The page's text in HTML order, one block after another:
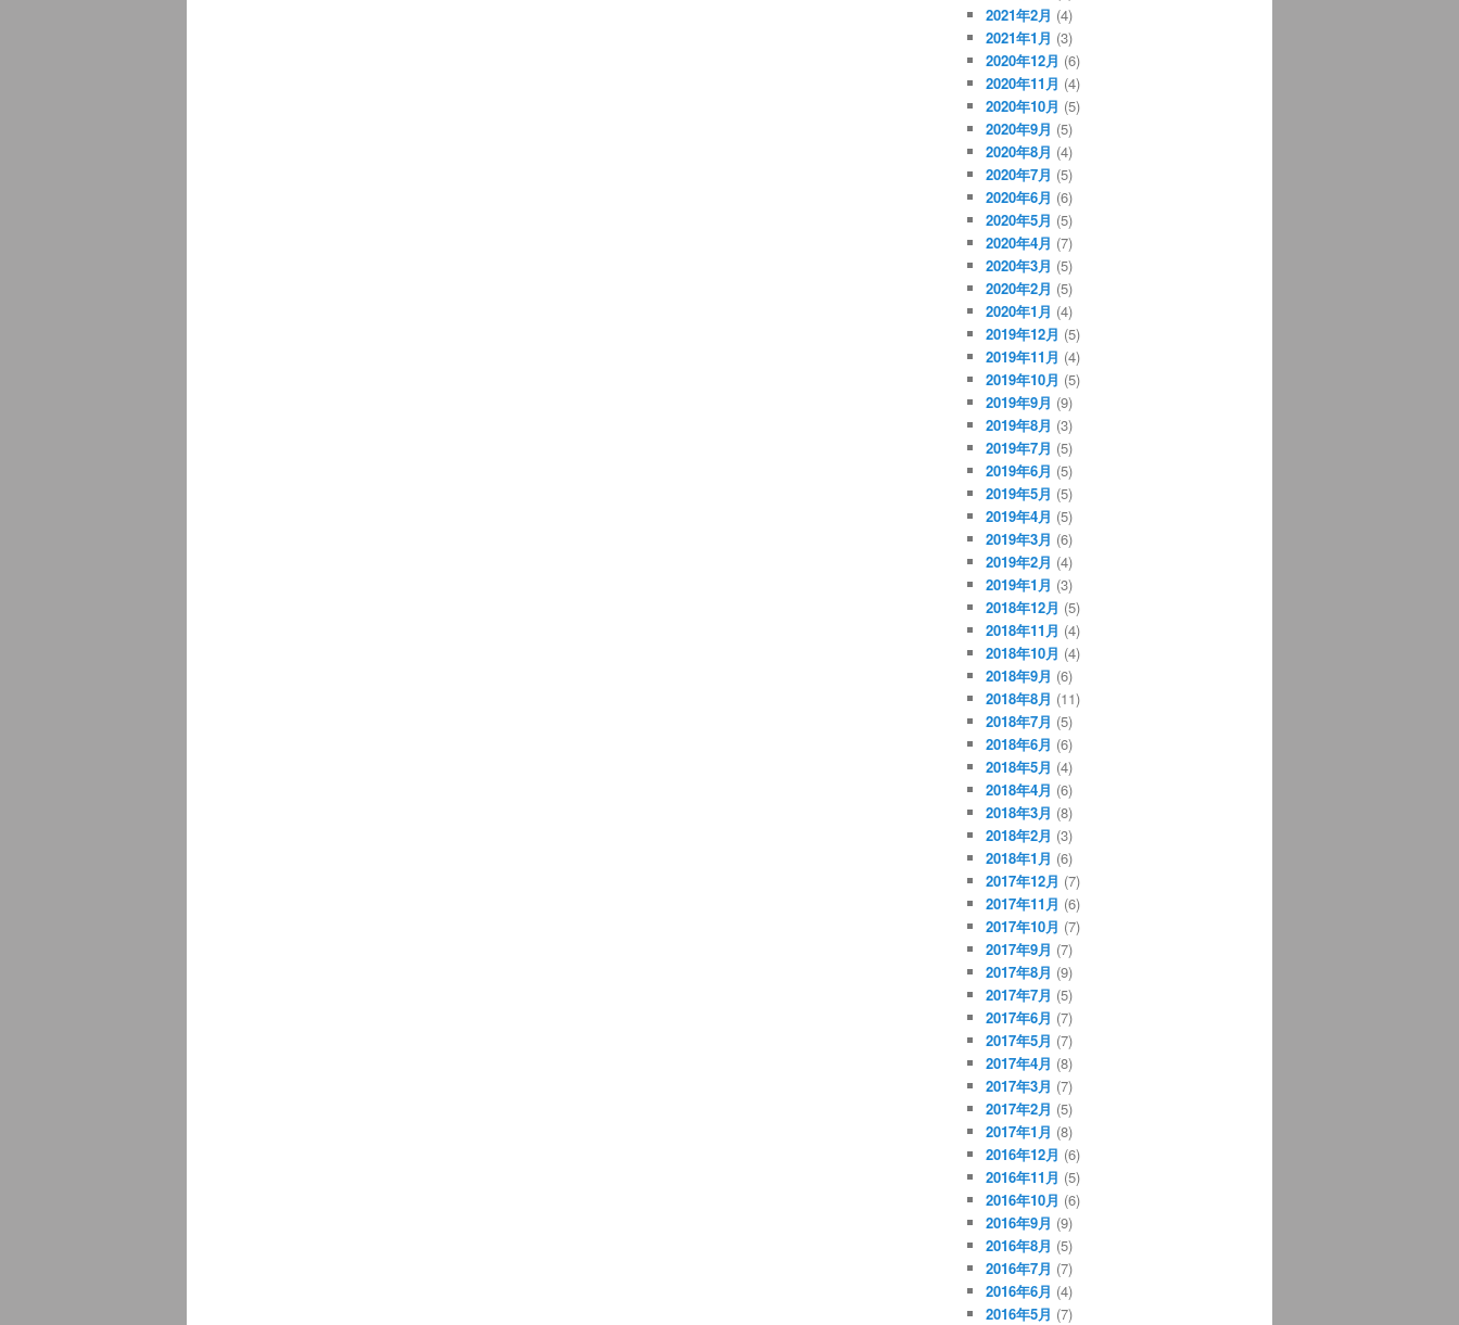
2021年2月 (4)
2021年1月 (3)
2020年12月 (6)
2020年11月 (4)
2020年10月 (5)
2020年9月 (5)
2020年8月 (4)
2020年7月 (5)
2020年6月 (6)
2020年5月 (5)
2020年4月 (7)
2020年3月 (5)
2020年2月 (5)
2020年1月 (4)
2019年12月 (5)
2019年11月 (4)
2019年10月 (5)
2019年9月 (9)
2019年8月 (3)
2019年7月 (5)
2019年6月 (5)
2019年5月 (5)
2019年4月 (5)
2019年3月 (6)
2019年2月 (4)
2019年1月 (3)
2018年12月 (5)
2018年11月 (4)
2018年10月 (4)
2018年9月 (6)
2018年8月 (11)
2018年7月 (5)
2018年6月 (6)
2018年5月 (4)
2018年4月 (6)
2018年3月 (8)
2018年2月 (3)
2018年1月 (6)
2017年12月 (7)
2017年11月 (6)
2017年10月 (7)
2017年9月 (7)
2017年8月 (9)
2017年7月 (5)
2017年6月 (7)
2017年5月 (7)
2017年4月 (8)
2017年3月 (7)
2017年2月 (5)
2017年1月 (8)
2016年12月 (6)
2016年11月 (5)
2016年10月 (6)
2016年9月 (9)
2016年8月 (5)
2016年7月 (7)
2016年6月 (4)
2016年5月 (7)